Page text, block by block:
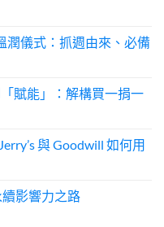
潤儀式：抓週由來、必備
賦能」：解構買一捐一
與 Goodwill 如何用
影響力之路